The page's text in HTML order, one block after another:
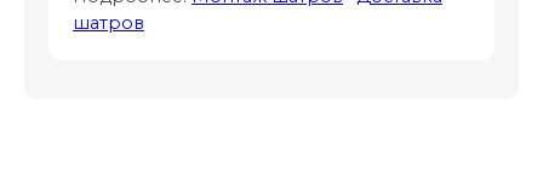
шатров